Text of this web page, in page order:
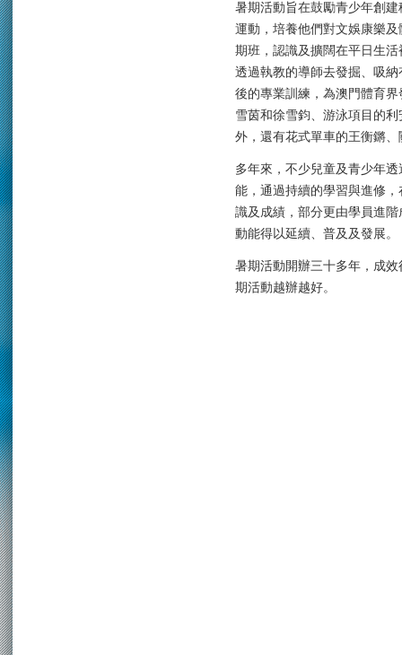
暑期活動旨在鼓勵青少年創
運動，培養他們對文娛康樂
期班，認識及擴闊在平日生
透過執教的導師去發掘、吸
後的專業訓練，為澳門體育
雪茵和徐雪鈞、游泳項目的
外，還有花式單車的王衡鏘
多年來，不少兒童及青少年
能，通過持續的學習與進修
識及成績，部分更由學員進
動能得以延續、普及及發展。
暑期活動開辦三十多年，成
期活動越辦越好。